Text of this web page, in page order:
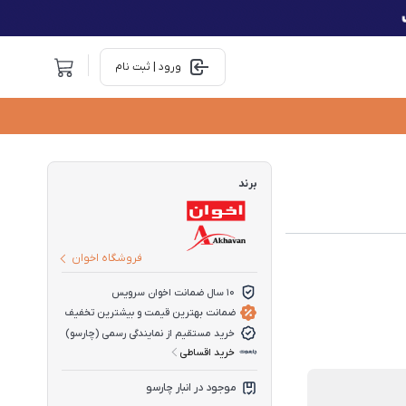
ورود | ثبت نام
برند
فروشگاه اخوان
10 سال ضمانت اخوان سرویس
ضمانت بهترین قیمت و بیشترین تخفیف
خرید مستقیم از نمایندگی رسمی (چارسو)
خرید اقساطی
موجود در انبار چارسو